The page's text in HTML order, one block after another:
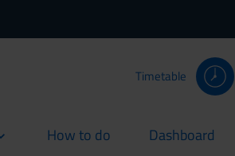
Timetable
How to do
current Dashboard
current